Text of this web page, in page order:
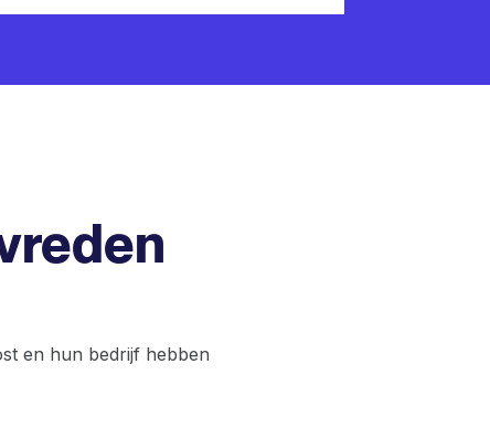
en hun bedrijf hebben